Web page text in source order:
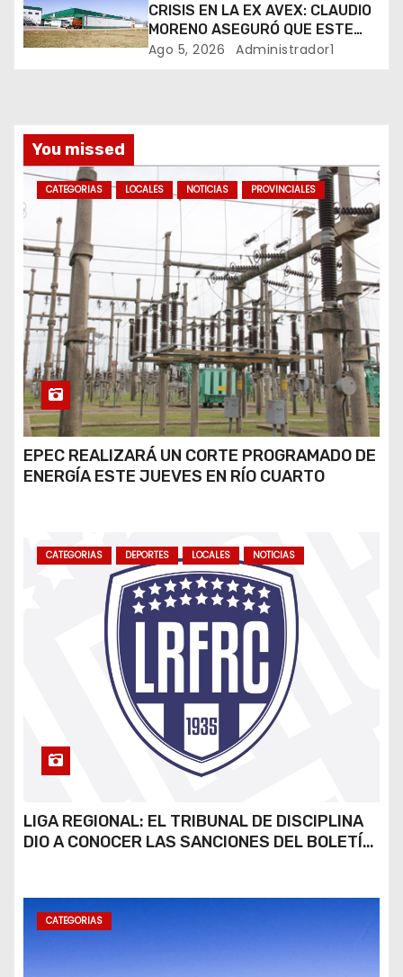
a
d
s
CRISIS EN LA EX AVEX: CLAUDIO
MORENO ASEGURÓ QUE ESTE
MIÉRCOLES HUBO FAENA
Ago 5, 2026 Administrador1
You missed
CATEGORIAS LOCALES NOTICIAS PROVINCIALES
EPEC REALIZARÁ UN CORTE PROGRAMADO DE
ENERGÍA ESTE JUEVES EN RÍO CUARTO
CATEGORIAS DEPORTES LOCALES NOTICIAS
LIGA REGIONAL: EL TRIBUNAL DE DISCIPLINA
DIO A CONOCER LAS SANCIONES DEL BOLETÍN
CATEGORIAS